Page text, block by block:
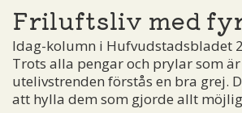
Friluftsliv med
Idag-kolumn i Hufvudstadsbladet
Trots alla pengar och prylar som
utelivstrenden förstås en bra grej.
att hylla dem som gjorde allt